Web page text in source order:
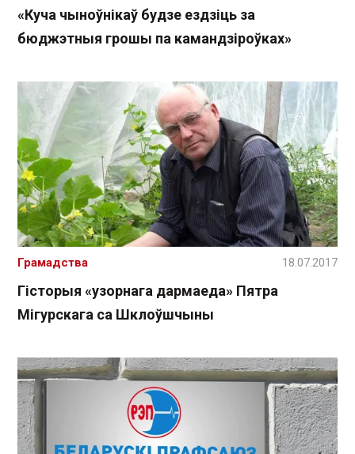
«Куча чыноўнікаў будзе ездзіць за
бюджэтныя грошы па камандзіроўках»
Гісторыя «узорнага дармаеда» Пятра
Мігурскага са Шклоўшчыны
Грамадства 18.07.2017